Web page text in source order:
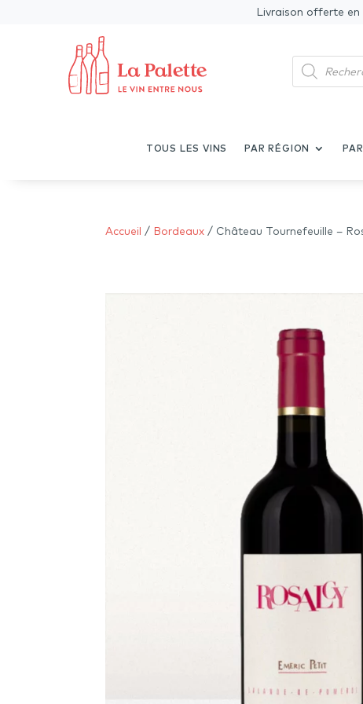
Livraison offerte en
Recherche
de
produits
TOUS LES VINS PAR RÉGION
Accueil / Bordeaux / Château Tournefeuille –